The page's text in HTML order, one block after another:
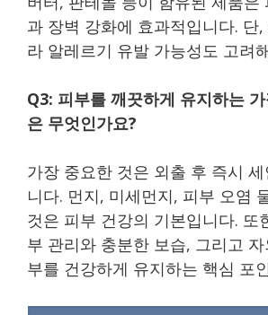
과 장벽 강화에 효과적입니다. 단
라 알레르기 유발 가능성도 고려
Q3: 피부를 깨끗하게 유지하는
은 무엇인가요?
가장 중요한 것은 외출 후 즉시
니다. 먼지, 미세먼지, 피부 오염
것은 피부 건강의 기본입니다. 또
부 관리와 충분한 보습, 그리고
부를 건강하게 유지하는 핵심 포